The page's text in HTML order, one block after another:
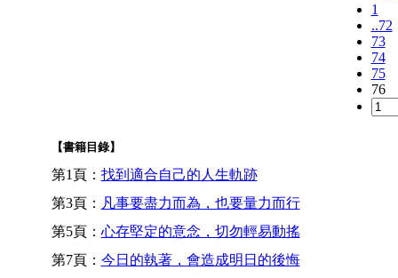
1
..72
73
74
75
76
【書籍目錄】
第1頁： 找到適合自己的人生軌跡
第3頁： 凡事要盡力而為，也要量力而行
第5頁： 心存堅定的意念，切勿輕易動搖
第7頁： 今日的執著，會造成明日的後悔